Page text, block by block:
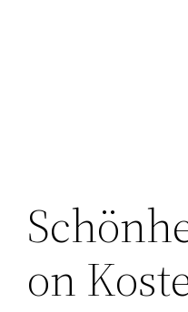
on